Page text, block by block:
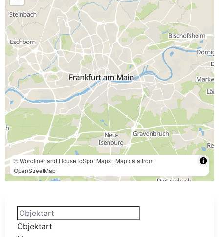
© Wordliner and HouseToSpot Maps | Map data from
OpenStreetMap
Objektart